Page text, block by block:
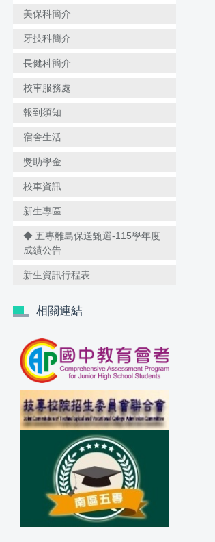
美保科簡介
牙技科簡介
長健科簡介
校車服務處
報到須知
宿舍生活
獎助學金
校車資訊
新生專區
◆ 五專離島保送甄選-115學年度
成績公告
新生資訊行程表
相關連結